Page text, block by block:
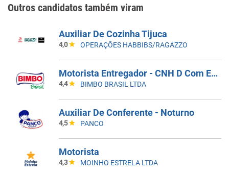
Outros candidatos também viram
Auxiliar De Cozinha Tijuca
4,0 OPERAÇÕES HABBIBS/RAGAZZO
Motorista Entregador - CNH D Com EAR - CD Guarulhos
4,4 BIMBO BRASIL LTDA
Auxiliar De Conferente - Noturno
4,5 PANCO
Motorista
4,3 MOINHO ESTRELA LTDA